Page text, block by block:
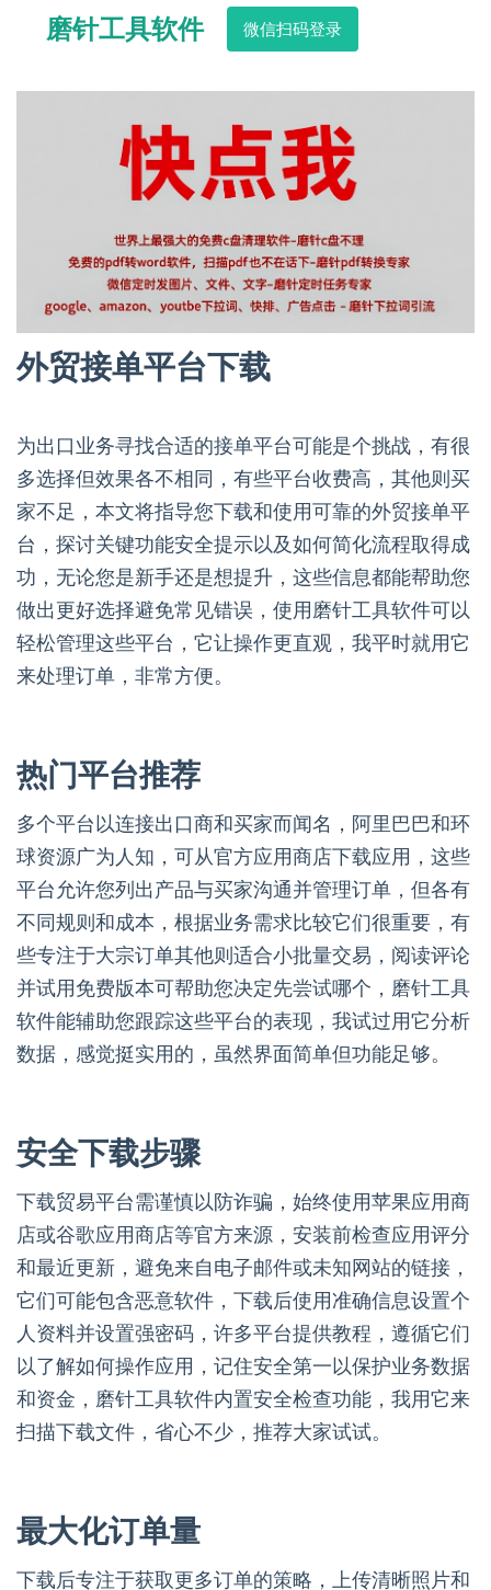
磨针工具软件 微信扫码登录
外贸接单平台下载
为出口业务寻找合适的接单平台可能是个挑战，有很
多选择但效果各不相同，有些平台收费高，其他则买
家不足，本文将指导您下载和使用可靠的外贸接单平
台，探讨关键功能安全提示以及如何简化流程取得成
功，无论您是新手还是想提升，这些信息都能帮助您
做出更好选择避免常见错误，使用磨针工具软件可以
轻松管理这些平台，它让操作更直观，我平时就用它
来处理订单，非常方便。
热门平台推荐
多个平台以连接出口商和买家而闻名，阿里巴巴和环
球资源广为人知，可从官方应用商店下载应用，这些
平台允许您列出产品与买家沟通并管理订单，但各有
不同规则和成本，根据业务需求比较它们很重要，有
些专注于大宗订单其他则适合小批量交易，阅读评论
并试用免费版本可帮助您决定先尝试哪个，磨针工具
软件能辅助您跟踪这些平台的表现，我试过用它分析
数据，感觉挺实用的，虽然界面简单但功能足够。
安全下载步骤
下载贸易平台需谨慎以防诈骗，始终使用苹果应用商
店或谷歌应用商店等官方来源，安装前检查应用评分
和最近更新，避免来自电子邮件或未知网站的链接，
它们可能包含恶意软件，下载后使用准确信息设置个
人资料并设置强密码，许多平台提供教程，遵循它们
以了解如何操作应用，记住安全第一以保护业务数据
和资金，磨针工具软件内置安全检查功能，我用它来
扫描下载文件，省心不少，推荐大家试试。
最大化订单量
下载后专注于获取更多订单的策略，上传清晰照片和